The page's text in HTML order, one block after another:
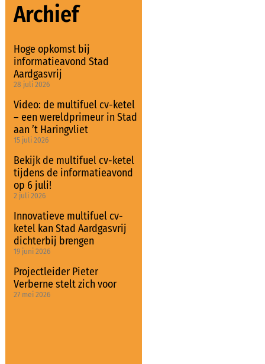
Archief
Hoge opkomst bij
informatieavond Stad
Aardgasvrij
28 juli 2026
Video: de multifuel cv-ketel
– een wereldprimeur in Stad
aan ’t Haringvliet
15 juli 2026
Bekijk de multifuel cv-ketel
tijdens de informatieavond
op 6 juli!
2 juli 2026
Innovatieve multifuel cv-
ketel kan Stad Aardgasvrij
dichterbij brengen
19 juni 2026
Projectleider Pieter
Verberne stelt zich voor
27 mei 2026